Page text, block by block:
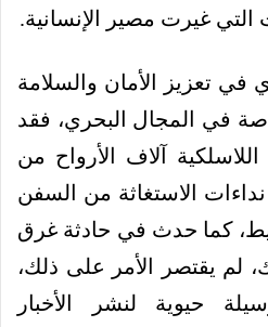
غيرت مصير الإنسانية.
في تعزيز الأمان والسلامة
في المجال البحري، فقد
آلاف الأرواح من
الاستغاثة من السفن
كما حدث في حادثة غرق
لم يقتصر الأمر على ذلك،
حيوية لنشر الأخبار